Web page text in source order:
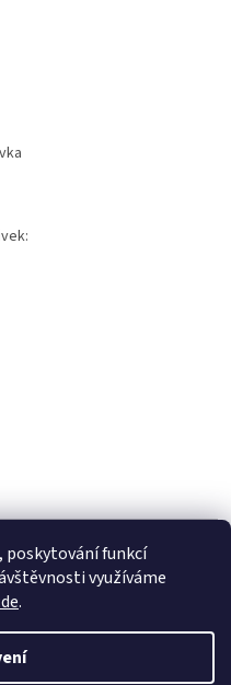
poskytování funkcí
využíváme
.